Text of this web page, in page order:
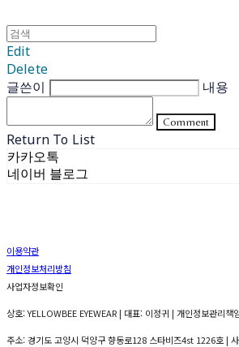
Edit
Delete
글쓴이
내용
Comment
Return To List
카카오톡
네이버 블로그
이용약관
개인정보처리방침
사업자정보확인
상호: YELLOWBEE EYEWEAR | 대표: 이정귀 | 개인정보관
주소: 경기도 고양시 덕양구 향동로128 스타비즈4st 1226호 |